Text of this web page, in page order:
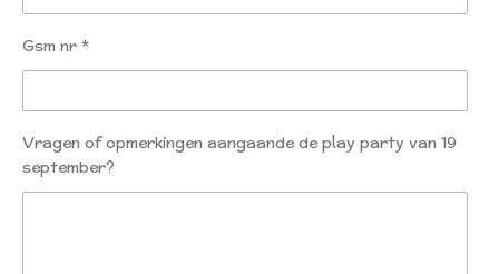
Gsm nr *
Vragen of opmerkingen aangaande de play party van 19
september?